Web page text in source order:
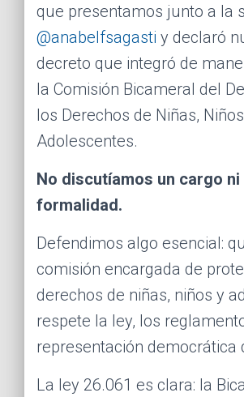
que presentamos junto a la
@anabelfsagasti y declaró
decreto que integró de
la Comisión Bicameral del
los Derechos de Niñas,
Adolescentes.
No discutíamos un cargo ni
formalidad.
Defendimos algo esencial:
comisión encargada de
derechos de niñas, niños y
respete la ley, los
representación democrática
La ley 26.061 es clara: la